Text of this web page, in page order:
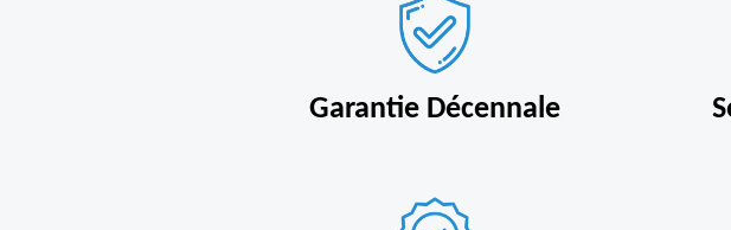
Garantie Décennale